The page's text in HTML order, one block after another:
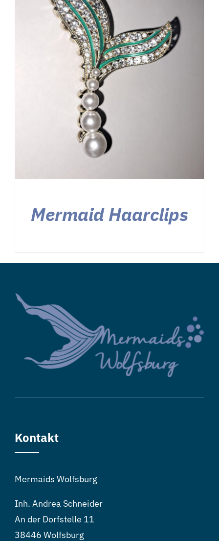
Mermaid Haarclips
Kontakt
Mermaids Wolfsburg
Inh. Andrea Schneider
An der Dorfstelle 11
38446 Wolfsburg